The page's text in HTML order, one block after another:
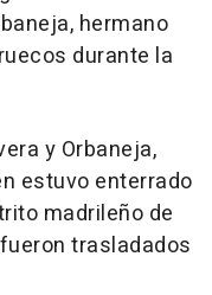
hermano
durante la
y Orbaneja,
estuvo enterrado
madrileño de
trasladados